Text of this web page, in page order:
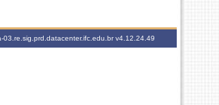
03.re.sig.prd.datacenter.ifc.edu.brv4.12.24.49